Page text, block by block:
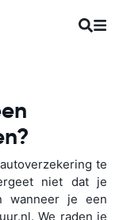
te
niet dat je
wanneer je een
We raden je